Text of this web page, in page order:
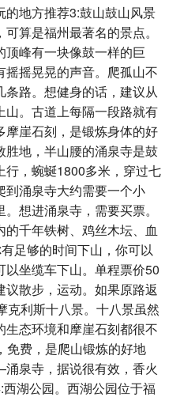
地方推荐3:鼓山鼓山风景
算是福州最著名的景点。
峰有一块像鼓一样的巨
摇晃晃的声音。爬孤山不
路。想健身的话，建议从
。古道上每隔一段路就有
崖石刻，是锻炼身体的好
地，半山腰的涌泉寺是鼓
行，蜿蜒1800多米，穿过七
到涌泉寺大约需要一个小
想进涌泉寺，需要买票。
千年铁树、鸡丝木坛、血
足够的时间下山，你可以
坐缆车下山。单程票价50
散步，运动。如果原路返
克利斯十八景。十八景虽然
态环境和摩崖石刻都很不
免费，是爬山锻炼的好地
泉寺，据说很有效，香火
湖公园。西湖公园位于福